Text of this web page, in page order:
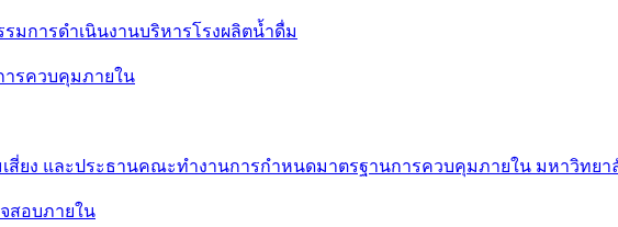
การดำเนินงานบริหารโรงผลิตน้ำดื่ม
ารควบคุมภายใน
สี่ยง และประธานคณะทำงานการกำหนดมาตรฐานการควบคุมภายใน มหาวิทยา
สอบภายใน